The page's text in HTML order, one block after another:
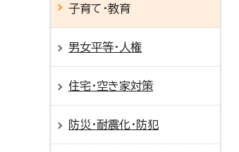
子育て・教育
男女平等・人権
住宅・空き家対策
防災・耐震化・防犯